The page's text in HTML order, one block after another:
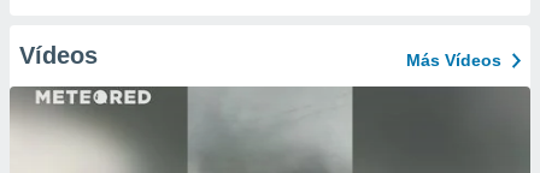
Vídeos Más Vídeos